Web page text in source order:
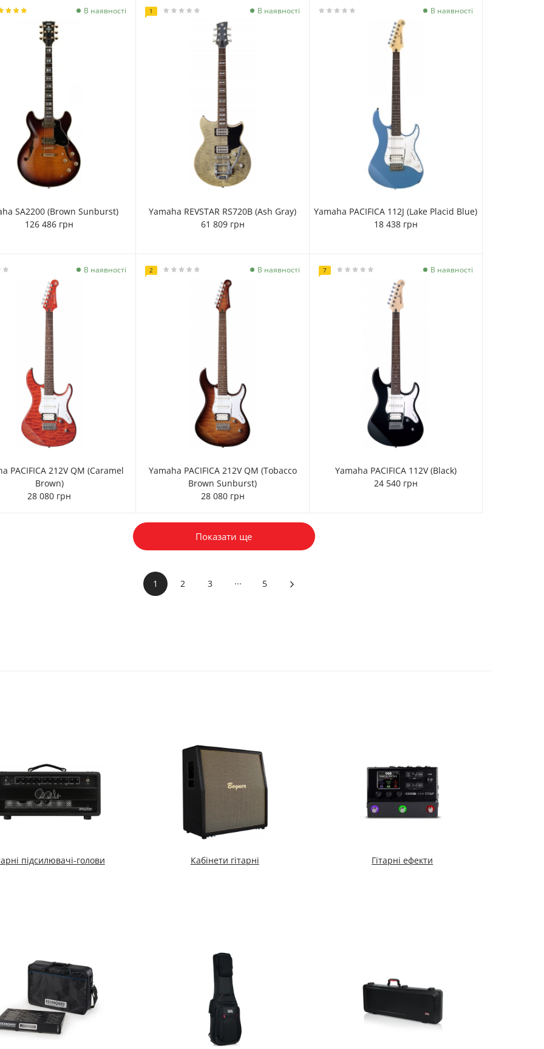
В наявності
SA2200 (Brown Sunburst)
126 486 грн
1 В наявності
Yamaha REVSTAR RS720B (Ash Gray)
61 809 грн
В наявності
Yamaha PACIFICA 112J (Lake Placid Blue)
18 438 грн
В наявності
PACIFICA 212V QM (Caramel
Brown)
28 080 грн
2 В наявності
Yamaha PACIFICA 212V QM (Tobacco
Brown Sunburst)
28 080 грн
7 В наявності
Yamaha PACIFICA 112V (Black)
24 540 грн
Показати ще
1 2 3 ... 5
підсилювачі-голови Кабінети гітарні Гітарні ефекти